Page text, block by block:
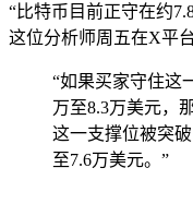
“比特币目前正守在约
这位分析师周五在X平
“如果买家守住这
万至8.3万美元，
这一支撑位被突
至7.6万美元。”